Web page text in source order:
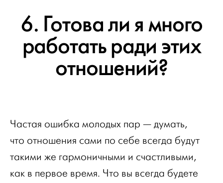
6. Готова ли я много
работать ради этих
отношений?
Частая ошибка молодых пар — думать,
что отношения сами по себе всегда будут
такими же гармоничными и счастливыми,
как в первое время. Что вы всегда будете